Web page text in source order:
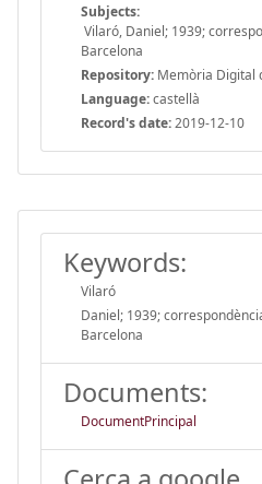
Subjects:
Vilaró, Daniel; 1939;
Barcelona
Repository: Memòria Digital
Language:castellà
Record's date:2019-12-10
Keywords:
Vilaró
Daniel; 1939;
Barcelona
Documents:
DocumentPrincipal